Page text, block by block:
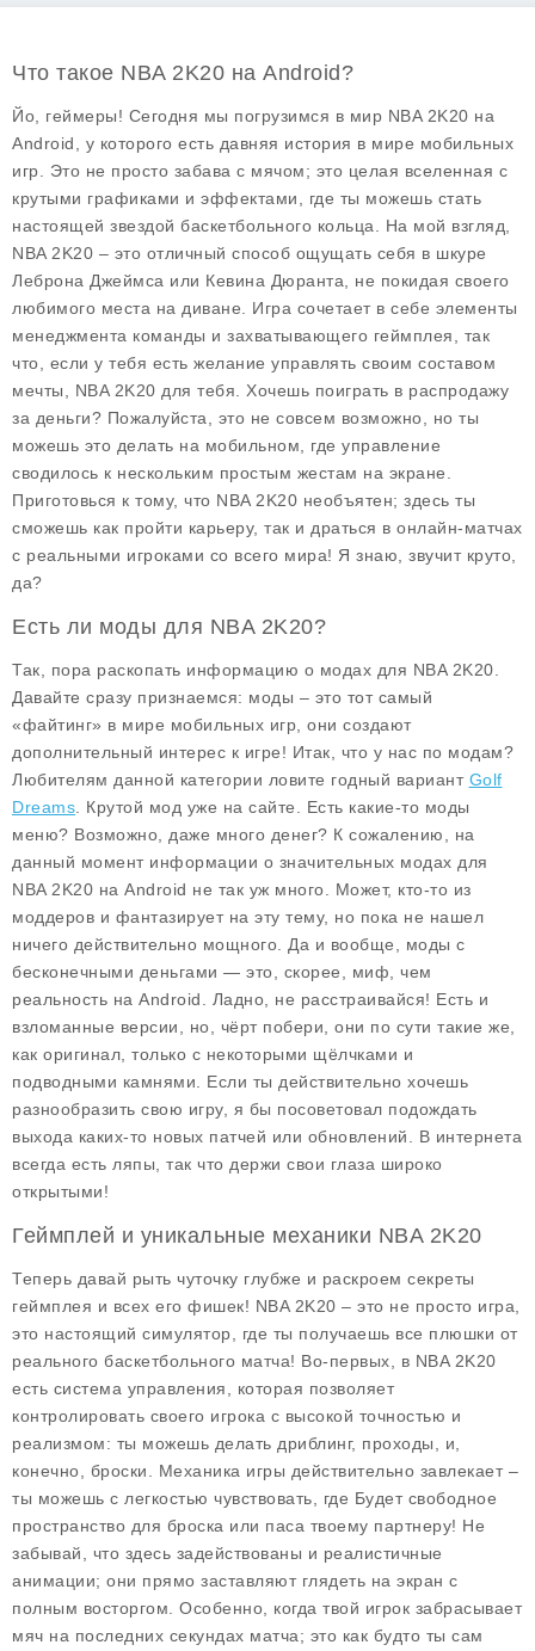
Что такое NBA 2K20 на Android?
Йо, геймеры! Сегодня мы погрузимся в мир NBA 2K20 на
Android, у которого есть давняя история в мире мобильных
игр. Это не просто забава с мячом; это целая вселенная с
крутыми графиками и эффектами, где ты можешь стать
настоящей звездой баскетбольного кольца. На мой взгляд,
NBA 2K20 – это отличный способ ощущать себя в шкуре
Леброна Джеймса или Кевина Дюранта, не покидая своего
любимого места на диване. Игра сочетает в себе элементы
менеджмента команды и захватывающего геймплея, так
что, если у тебя есть желание управлять своим составом
мечты, NBA 2K20 для тебя. Хочешь поиграть в распродажу
за деньги? Пожалуйста, это не совсем возможно, но ты
можешь это делать на мобильном, где управление
сводилось к нескольким простым жестам на экране.
Приготовься к тому, что NBA 2K20 необъятен; здесь ты
сможешь как пройти карьеру, так и драться в онлайн-матчах
с реальными игроками со всего мира! Я знаю, звучит круто,
да?
Есть ли моды для NBA 2K20?
Так, пора раскопать информацию о модах для NBA 2K20.
Давайте сразу признаемся: моды – это тот самый
«файтинг» в мире мобильных игр, они создают
дополнительный интерес к игре! Итак, что у нас по модам?
Любителям данной категории ловите годный вариант Golf
Dreams . Крутой мод уже на сайте. Есть какие-то моды
меню? Возможно, даже много денег? К сожалению, на
данный момент информации о значительных модах для
NBA 2K20 на Android не так уж много. Может, кто-то из
моддеров и фантазирует на эту тему, но пока не нашел
ничего действительно мощного. Да и вообще, моды с
бесконечными деньгами — это, скорее, миф, чем
реальность на Android. Ладно, не расстраивайся! Есть и
взломанные версии, но, чёрт побери, они по сути такие же,
как оригинал, только с некоторыми щёлчками и
подводными камнями. Если ты действительно хочешь
разнообразить свою игру, я бы посоветовал подождать
выхода каких-то новых патчей или обновлений. В интернета
всегда есть ляпы, так что держи свои глаза широко
открытыми!
Геймплей и уникальные механики NBA 2K20
Теперь давай рыть чуточку глубже и раскроем секреты
геймплея и всех его фишек! NBA 2K20 – это не просто игра,
это настоящий симулятор, где ты получаешь все плюшки от
реального баскетбольного матча! Во-первых, в NBA 2K20
есть система управления, которая позволяет
контролировать своего игрока с высокой точностью и
реализмом: ты можешь делать дриблинг, проходы, и,
конечно, броски. Механика игры действительно завлекает –
ты можешь с легкостью чувствовать, где Будет свободное
пространство для броска или паса твоему партнеру! Не
забывай, что здесь задействованы и реалистичные
анимации; они прямо заставляют глядеть на экран с
полным восторгом. Особенно, когда твой игрок забрасывает
мяч на последних секундах матча; это как будто ты сам